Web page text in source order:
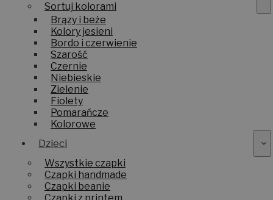
Sortuj kolorami
Brązy i beże
Kolory jesieni
Bordo i czerwienie
Szarość
Czernie
Niebieskie
Zielenie
Fiolety
Pomarańcze
Kolorowe
Dzieci
Wszystkie czapki
Czapki handmade
Czapki beanie